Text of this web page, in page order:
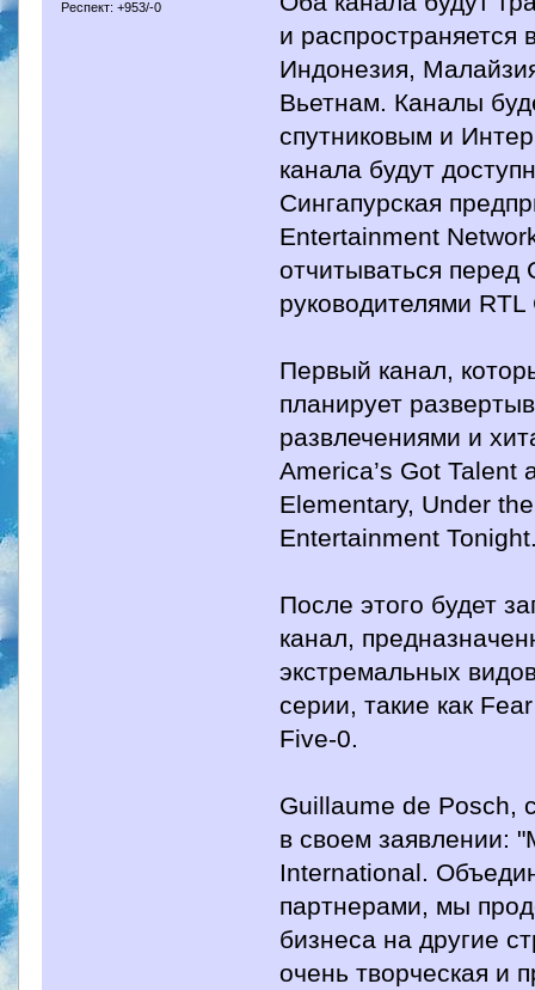
Респект: +953/-0
и распространяется
Индонезия,
Вьетнам. Каналы
спутниковым и
канала будут
Сингапурская
Entertainment
отчитываться перед
руководителями
Первый канал,
планирует
развлечениями и
America’s Got Talent
Elementary, Under
Entertainment
После этого будет
канал,
экстремальных
серии, такие как
Five-0.
Guillaume de Posch,
в своем заявлении:
International.
партнерами, мы
бизнеса на другие
очень творческая и